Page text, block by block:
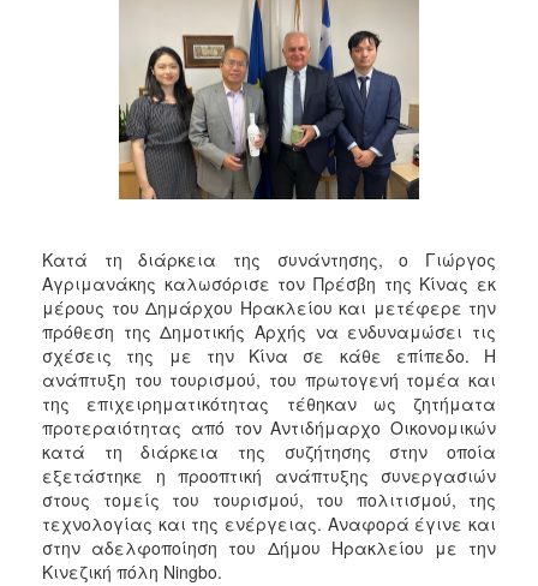
2010
2006
ΤΟΠΟΣ
ΠΟΛΙΤΙΣΜΟΣ
ΑΝΘΕΚΤΙΚΗ
ΠΟΛΗ
Κατά τη διάρκεια της συνάντησης, ο Γιώργος
Αγριμανάκης καλωσόρισε τον Πρέσβη της Κίνας εκ
μέρους του Δημάρχου Ηρακλείου και μετέφερε την
πρόθεση της Δημοτικής Αρχής να ενδυναμώσει τις
σχέσεις της με την Κίνα σε κάθε επίπεδο. Η
ανάπτυξη του τουρισμού, του πρωτογενή τομέα και
της επιχειρηματικότητας τέθηκαν ως ζητήματα
προτεραιότητας από τον Αντιδήμαρχο Οικονομικών
κατά τη διάρκεια της συζήτησης στην οποία
εξετάστηκε η προοπτική ανάπτυξης συνεργασιών
στους τομείς του τουρισμού, του πολιτισμού, της
τεχνολογίας και της ενέργειας. Αναφορά έγινε και
στην αδελφοποίηση του Δήμου Ηρακλείου με την
Κινεζική πόλη Ningbo.